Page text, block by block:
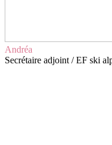
Andréa
Secrétaire adjoint / EF ski